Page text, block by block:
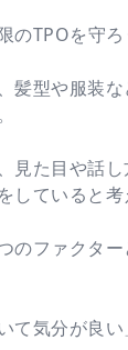
TPOを守ろ
髪型や服装
見た目や話
ていると考
のファクタ
気分が良い